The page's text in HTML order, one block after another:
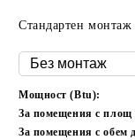
Стандартен монтаж
Мощност (Btu):
За помещения с площ
За помещения с обем